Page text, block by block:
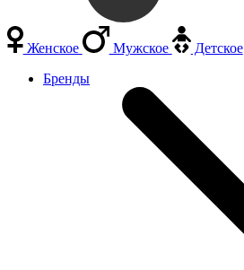
Женское Мужское
Детское
Бренды